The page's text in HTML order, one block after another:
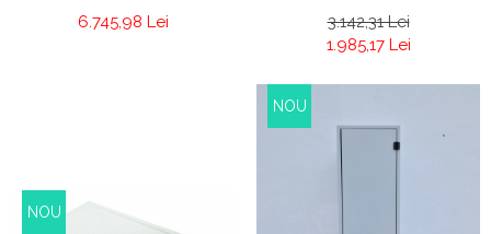
6.745,98 Lei
3.142,31 Lei
1.985,17 Lei
NOU
NOU